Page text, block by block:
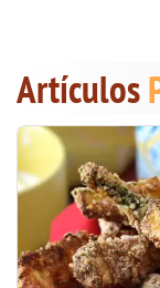
Artículos